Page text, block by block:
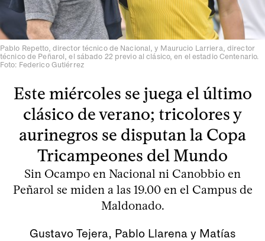
Pablo Repetto, director técnico de Nacional, y Maurucio Larriera, director
técnico de Peñarol, el sábado 22 previo al clásico, en el estadio Centenario.
Foto: Federico Gutiérrez
Este miércoles se juega el último
clásico de verano; tricolores y
aurinegros se disputan la Copa
Tricampeones del Mundo
Sin Ocampo en Nacional ni Canobbio en
Peñarol se miden a las 19.00 en el Campus de
Maldonado.
Gustavo Tejera, Pablo Llarena y Matías